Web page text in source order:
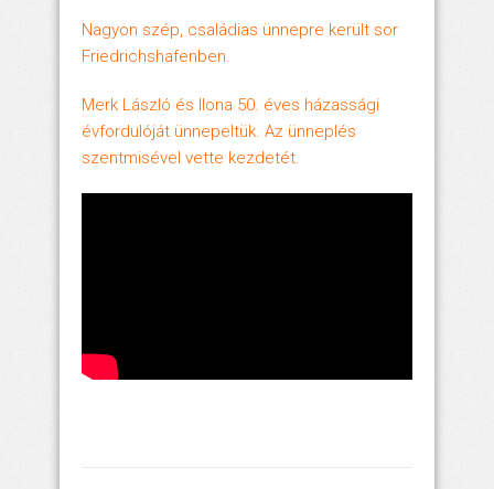
Nagyon szép, családias ünnepre került sor
Friedrichshafenben.
Merk László és Ilona 50. éves házassági
évfordulóját ünnepeltük. Az ünneplés
szentmisével vette kezdetét.